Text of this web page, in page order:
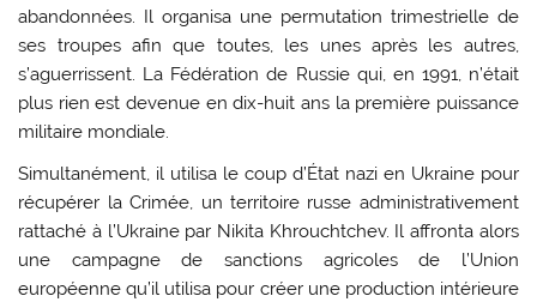
abandonnées. Il organisa une permutation trimestrielle de
ses troupes afin que toutes, les unes après les autres,
s’aguerrissent. La Fédération de Russie qui, en 1991, n’était
plus rien est devenue en dix-huit ans la première puissance
militaire mondiale.
Simultanément, il utilisa le coup d’État nazi en Ukraine pour
récupérer la Crimée, un territoire russe administrativement
rattaché à l’Ukraine par Nikita Khrouchtchev. Il affronta alors
une campagne de sanctions agricoles de l’Union
européenne qu’il utilisa pour créer une production intérieure